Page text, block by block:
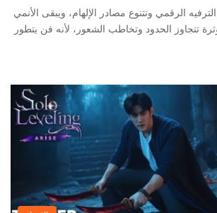
الرقمي وتتنوع مصادر الإلهام، ويبقى الأنمي
تتجاوز الحدود وتخاطب الشعور، لأنه فن يتطور